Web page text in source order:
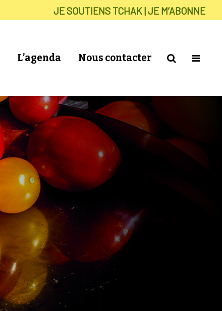
JE SOUTIENS TCHAK | JE M’ABONNE
L’agenda Nous contacter